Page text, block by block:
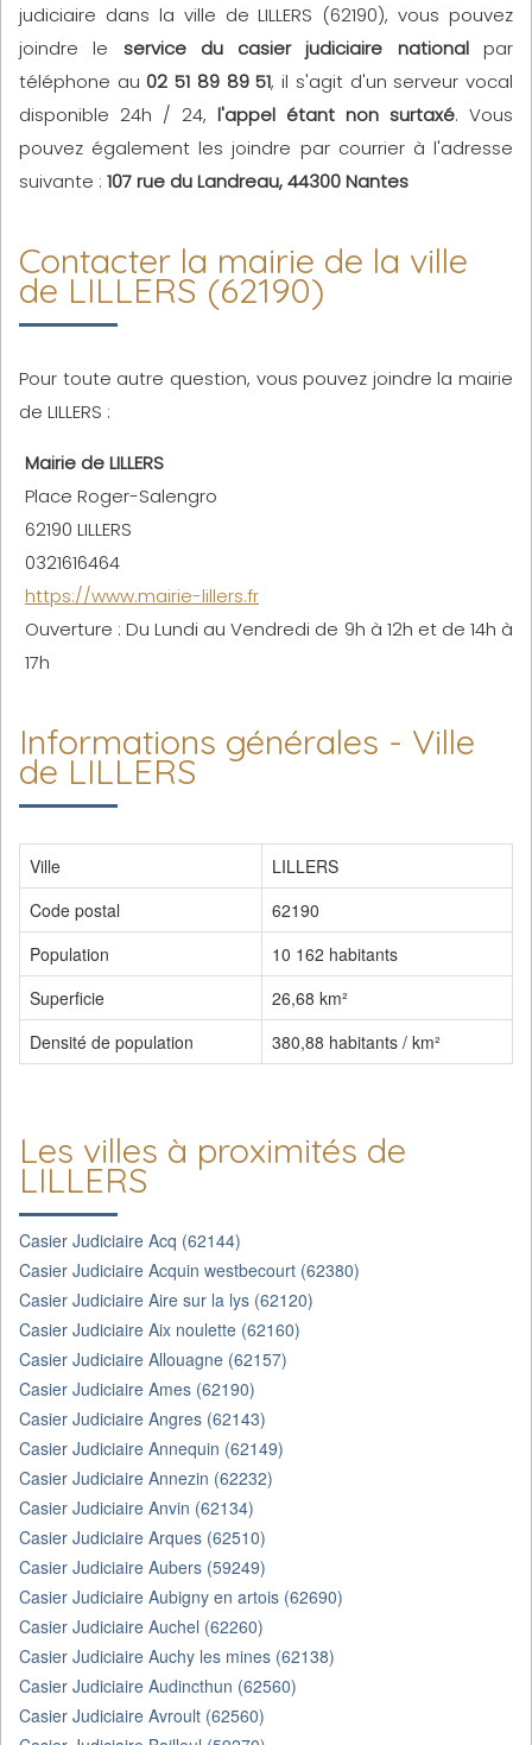
judiciaire dans la ville de LILLERS (62190), vous pouvez
joindre le service du casier judiciaire nationalpar
téléphone au 02 51 89 89 51, il s'agit d'un serveur vocal
disponible 24h / 24, l'appel étant non surtaxé. Vous
pouvez également les joindre par courrier à l'adresse
suivante : 107 rue du Landreau, 44300 Nantes
Contacter la mairie de la ville
de LILLERS (62190)
Pour toute autre question, vous pouvez joindre la mairie
de LILLERS :
Mairie de LILLERS
Place Roger-Salengro
62190 LILLERS
0321616464
https://www.mairie-lillers.fr
Ouverture : Du Lundi au Vendredi de 9h à 12h et de 14h à
17h
Informations générales - Ville
de LILLERS
Ville
LILLERS
Code postal
62190
Population
10 162 habitants
Superficie
26,68 km²
Densité de population
380,88 habitants / km²
Les villes à proximités de
LILLERS
Casier Judiciaire Acq (62144)
Casier Judiciaire Acquin westbecourt (62380)
Casier Judiciaire Aire sur la lys (62120)
Casier Judiciaire Aix noulette (62160)
Casier Judiciaire Allouagne (62157)
Casier Judiciaire Ames (62190)
Casier Judiciaire Angres (62143)
Casier Judiciaire Annequin (62149)
Casier Judiciaire Annezin (62232)
Casier Judiciaire Anvin (62134)
Casier Judiciaire Arques (62510)
Casier Judiciaire Aubers (59249)
Casier Judiciaire Aubigny en artois (62690)
Casier Judiciaire Auchel (62260)
Casier Judiciaire Auchy les mines (62138)
Casier Judiciaire Audincthun (62560)
Casier Judiciaire Avroult (62560)